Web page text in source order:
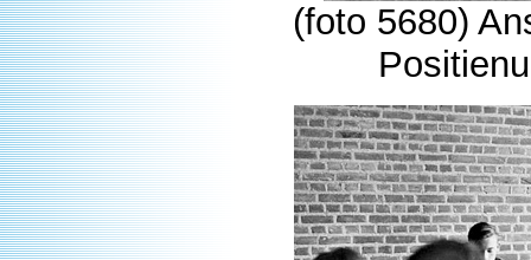
(foto 5680)